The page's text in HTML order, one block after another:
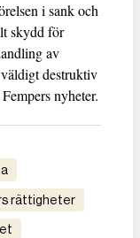
i sank och
skydd för
av
destruktiv
nyheter.
rättigheter